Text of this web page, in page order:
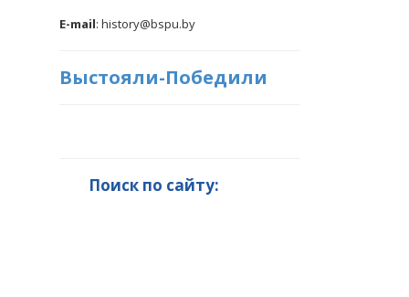
E-mail: history@bspu.by
Выстояли-Победили
Поиск по сайту: